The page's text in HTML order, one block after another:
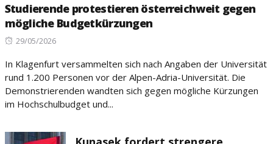
Studierende protestieren österreichweit gegen
mögliche Budgetkürzungen
Posted
29/05/2026
In Klagenfurt versammelten sich nach Angaben der Universität
rund 1.200 Personen vor der Alpen-Adria-Universität. Die
Demonstrierenden wandten sich gegen mögliche Kürzungen
im Hochschulbudget und...